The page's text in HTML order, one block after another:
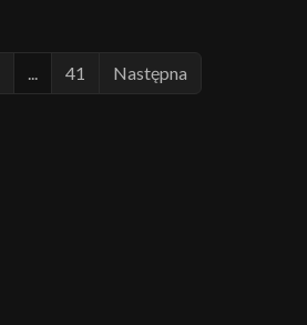
41 Następna